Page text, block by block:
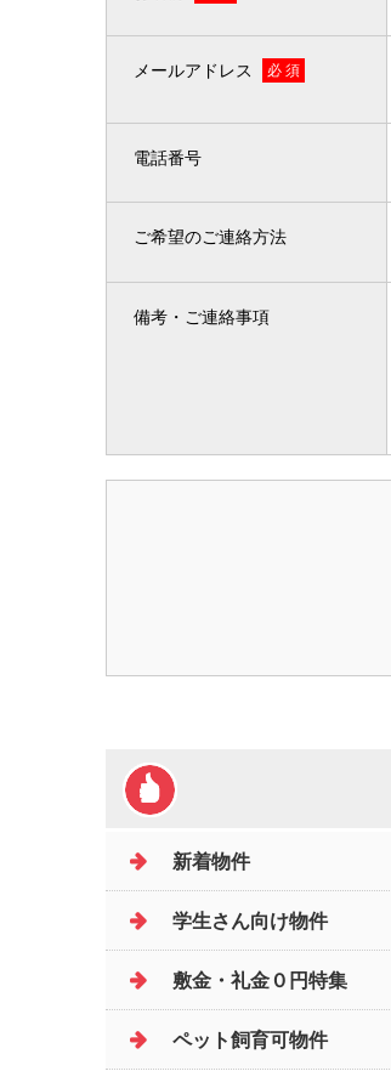
メールアドレス 必 須
電話番号
ご希望のご連絡方法
備考・ご連絡事項
新着物件
学生さん向け物件
敷金・礼金０円特集
ペット飼育可物件